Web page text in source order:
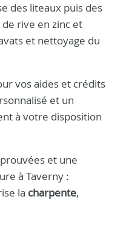
des liteaux puis des
rive en zinc et
et nettoyage du
vos aides et crédits
et un
à votre disposition
et une
à Taverny :
la charpente,